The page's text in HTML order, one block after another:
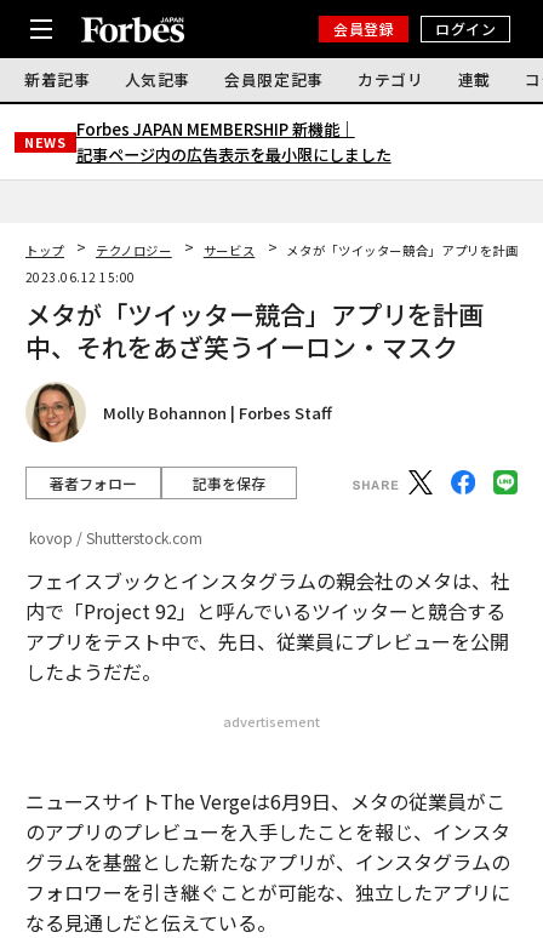
会員登録 ログイン
新着記事 人気記事 会員限定記事 カテゴリ 連載
NEWS
Forbes JAPAN MEMBERSHIP 新機能｜
記事ページ内の広告表示を最小限にしました
トップ テクノロジー サービス
メタが「ツイッター競合」アプリを計画中
2023.06.12 15:00
メタが「ツイッター競合」アプリを計画
中、それをあざ笑うイーロン・マスク
Molly Bohannon | Forbes Staff
著者フォロー 記事を保存
kovop / Shutterstock.com
フェイスブックとインスタグラムの親会社のメタは、社
内で「Project 92」と呼んでいるツイッターと競合する
アプリをテスト中で、先日、従業員にプレビューを公開
したようだだ。
advertisement
ニュースサイトThe Vergeは6月9日、メタの従業員がこ
のアプリのプレビューを入手したことを報じ、インスタ
グラムを基盤とした新たなアプリが、インスタグラムの
フォロワーを引き継ぐことが可能な、独立したアプリに
なる見通しだと伝えている。